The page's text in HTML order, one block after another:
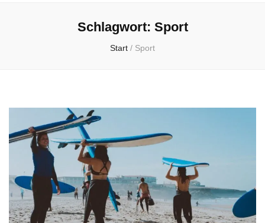
Schlagwort: Sport
Start / Sport